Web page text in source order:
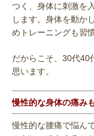
つく、身体に刺激を
します。身体を動か
めトレーニングも習
だからこそ、30代40
思います。
慢性的な身体の痛み
慢性的な腰痛で悩ん